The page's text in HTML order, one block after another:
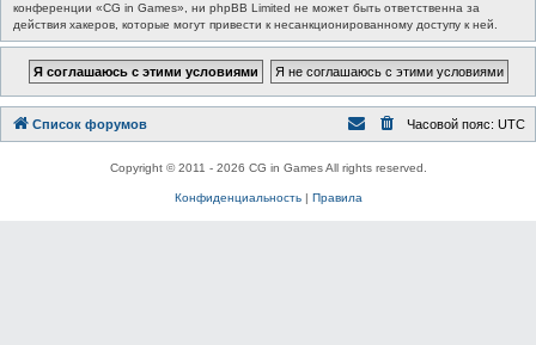
конференции «CG in Games», ни phpBB Limited не может быть ответственна за
действия хакеров, которые могут привести к несанкционированному доступу к ней.
Список форумов Часовой пояс: UTC
Copyright © 2011 - 2026 CG in Games All rights reserved.
Конфиденциальность| Правила